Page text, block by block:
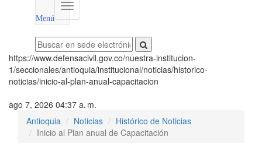
Menú
Menú
institucional
https://www.defensacivil.gov.co/nuestra-institucion-
1/seccionales/antioquia/institucional/noticias/historico-
noticias/inicio-al-plan-anual-capacitacion
ago 7, 2026 04:37 a. m.
Antioquia
Noticias
Histórico de Noticias
Inicio al Plan anual de Capacitación